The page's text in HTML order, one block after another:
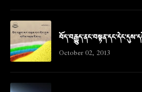
October 02, 2013